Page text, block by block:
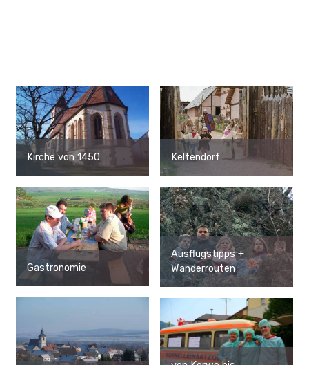
Kirche von 1450 Keltendorf
Gastronomie
Ausflugstipps +
Wanderrouten